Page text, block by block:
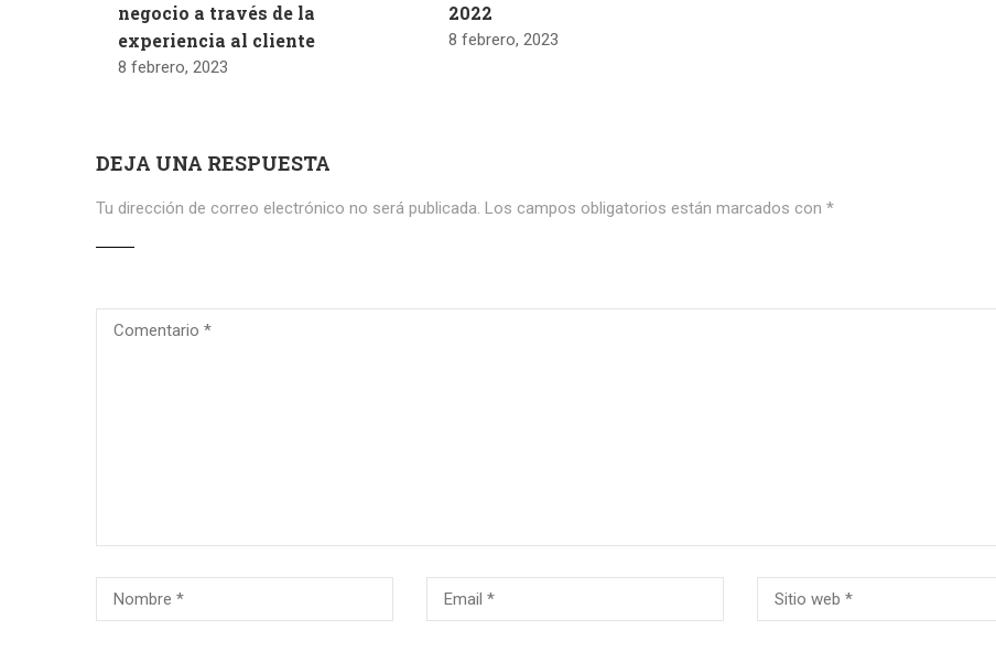
negocio a través de la
experiencia al cliente
8 febrero, 2023
2022
8 febrero, 2023
DEJA UNA RESPUESTA
Tu dirección de correo electrónico no será publicada. Los campos obligatorios están marcados con *